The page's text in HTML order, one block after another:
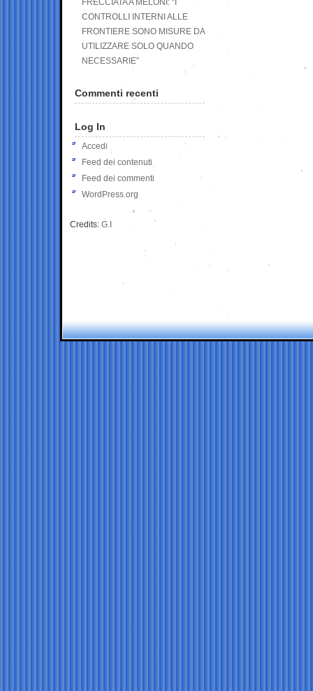
FRECCIATA A MELONI: “I
CONTROLLI INTERNI ALLE
FRONTIERE SONO MISURE DA
UTILIZZARE SOLO QUANDO
NECESSARIE”
Commenti recenti
Log In
Accedi
Feed dei contenuti
Feed dei commenti
WordPress.org
Credits: G.I